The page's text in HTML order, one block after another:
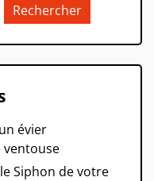
Rechercher
évier
ventouse
Siphon de votre